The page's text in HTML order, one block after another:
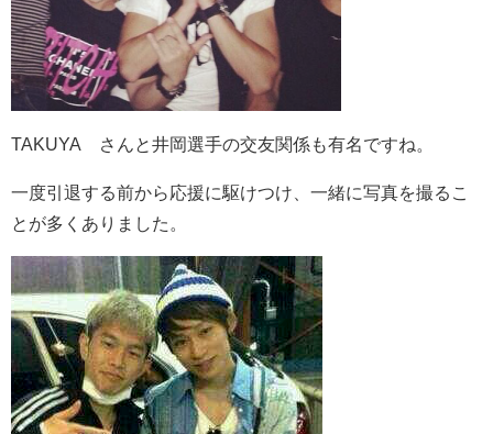
TAKUYA∞さんと井岡選手の交友関係も有名ですね。
一度引退する前から応援に駆けつけ、一緒に写真を撮るこ
とが多くありました。